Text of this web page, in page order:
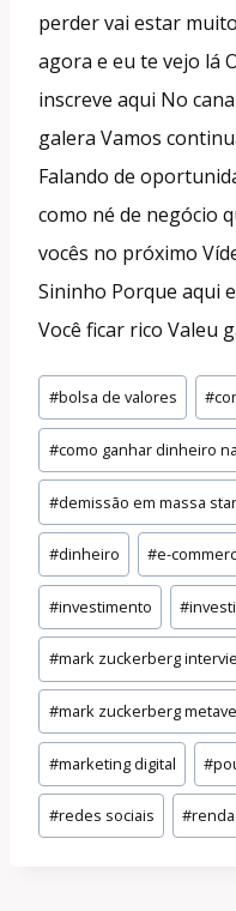
perder vai estar
agora e eu te vejo lá
inscreve aqui No
galera Vamos
Falando de
como né de negócio
vocês no próximo
Sininho Porque aqui
Você ficar rico Valeu
Tags
do
Post:
#bolsa de valores #
#como ganhar dinheiro
#demissão em massa
#dinheiro #e-
#investimento #
#mark zuckerberg
#mark zuckerberg
#marketing digital #
#redes sociais #